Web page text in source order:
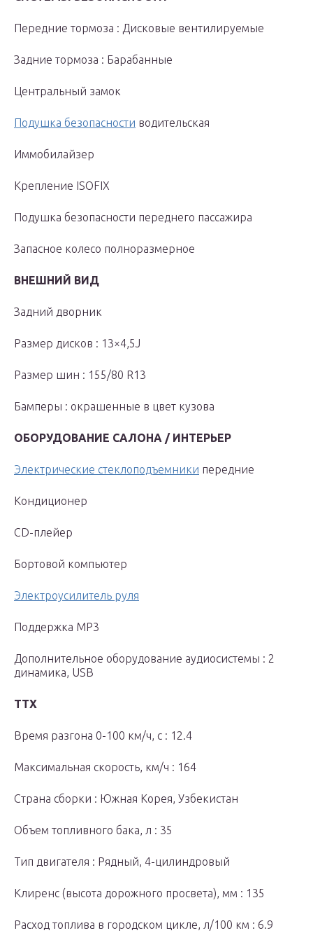
Передние тормоза : Дисковые вентилируемые
Задние тормоза : Барабанные
Центральный замок
Подушка безопасности водительская
Иммобилайзер
Крепление ISOFIX
Подушка безопасности переднего пассажира
Запасное колесо полноразмерное
ВНЕШНИЙ ВИД
Задний дворник
Размер дисков : 13×4,5J
Размер шин : 155/80 R13
Бамперы : окрашенные в цвет кузова
ОБОРУДОВАНИЕ САЛОНА / ИНТЕРЬЕР
Электрические стеклоподъемники передние
Кондиционер
CD-плейер
Бортовой компьютер
Электроусилитель руля
Поддержка MP3
Дополнительное оборудование аудиосистемы : 2
динамика, USB
ТТХ
Время разгона 0-100 км/ч, с : 12.4
Максимальная скорость, км/ч : 164
Страна сборки : Южная Корея, Узбекистан
Объем топливного бака, л : 35
Тип двигателя : Рядный, 4-цилиндровый
Клиренс (высота дорожного просвета), мм : 135
Расход топлива в городском цикле, л/100 км : 6.9